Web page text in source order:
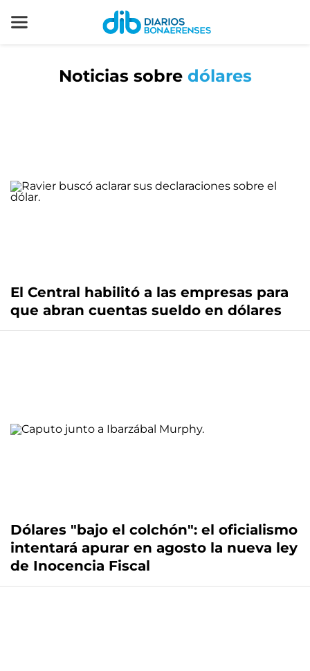
Noticias sobre dólares
El Central habilitó a las empresas para
que abran cuentas sueldo en dólares
Dólares "bajo el colchón": el oficialismo
intentará apurar en agosto la nueva ley
de Inocencia Fiscal